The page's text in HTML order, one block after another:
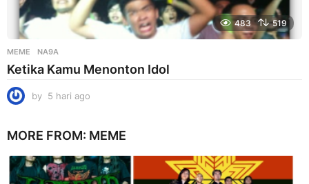
483 519
MEME NA9A
Ketika Kamu Menonton Idol
by 5 hari ago
r
a
g
MORE FROM: MEME